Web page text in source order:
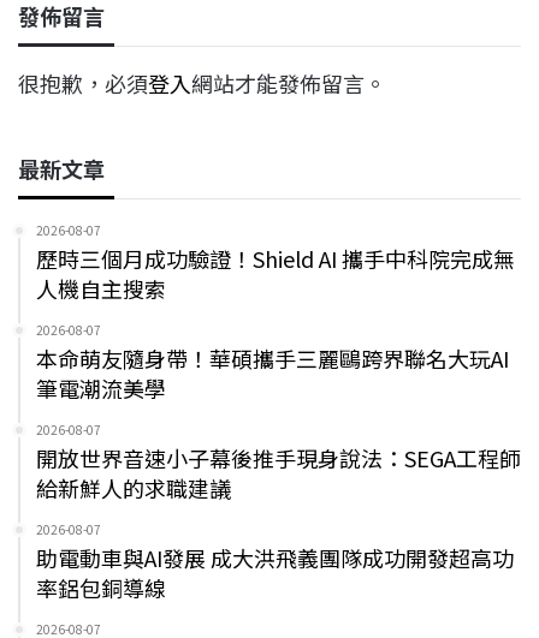
發佈留言
很抱歉，必須登入網站才能發佈留言。
最新文章
2026-08-07
歷時三個月成功驗證！Shield AI 攜手中科院完成無
人機自主搜索
2026-08-07
本命萌友隨身帶！華碩攜手三麗鷗跨界聯名大玩AI
筆電潮流美學
2026-08-07
開放世界音速小子幕後推手現身說法：SEGA工程師
給新鮮人的求職建議
2026-08-07
助電動車與AI發展 成大洪飛義團隊成功開發超高功
率鋁包銅導線
2026-08-07